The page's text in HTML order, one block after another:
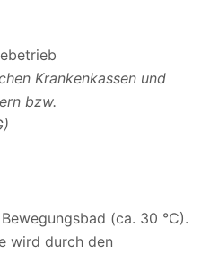
Krankenkassen und
bzw.
(ca. 30 °C).
wird durch den